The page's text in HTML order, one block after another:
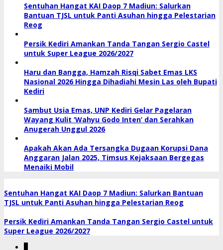
Sentuhan Hangat KAI Daop 7 Madiun: Salurkan
Bantuan TJSL untuk Panti Asuhan hingga Pelestarian
Reog
Persik Kediri Amankan Tanda Tangan Sergio Castel
untuk Super League 2026/2027
Haru dan Bangga, Hamzah Risqi Sabet Emas LKS
Nasional 2026 Hingga Dihadiahi Mesin Las oleh Bupati
Kediri
Sambut Usia Emas, UNP Kediri Gelar Pagelaran
Wayang Kulit ‘Wahyu Godo Inten’ dan Serahkan
Anugerah Unggul 2026
Apakah Akan Ada Tersangka Dugaan Korupsi Dana
Anggaran Jalan 2025, Timsus Kejaksaan Bergegas
Menaiki Mobil
Sentuhan Hangat KAI Daop 7 Madiun: Salurkan Bantuan
TJSL untuk Panti Asuhan hingga Pelestarian Reog
Persik Kediri Amankan Tanda Tangan Sergio Castel untuk
Super League 2026/2027